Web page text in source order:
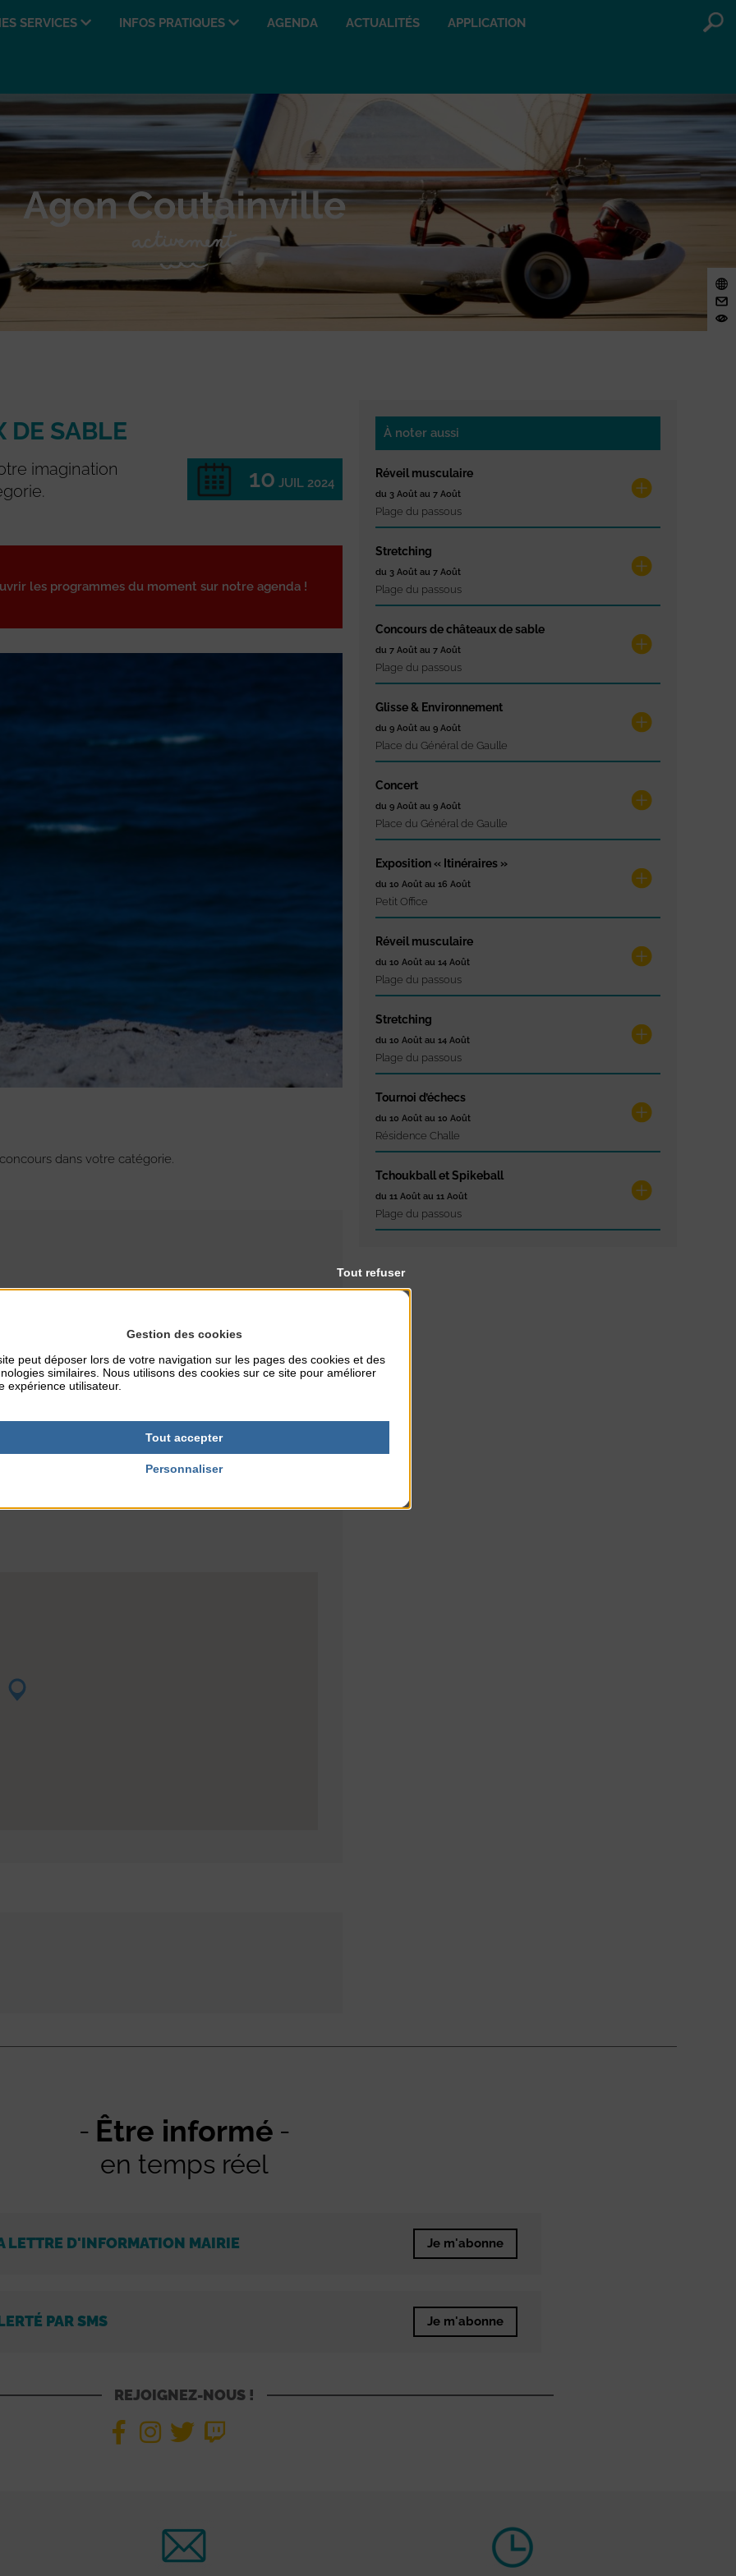
SERVICES INFOS PRATIQUES AGENDA ACTUALITÉS APPLICATION
DE SABLE
imagination
10 JUIL 2024
les programmes du moment sur notre agenda !
dans votre catégorie.
Gratuit
À noter aussi
Réveil musculaire
du 3 Août au 7 Août
Plage du passous
Stretching
du 3 Août au 7 Août
Plage du passous
Concours de châteaux de sable
du 7 Août au 7 Août
Plage du passous
Glisse & Environnement
du 9 Août au 9 Août
Place du Général de Gaulle
Concert
du 9 Août au 9 Août
Place du Général de Gaulle
Exposition « Itinéraires »
du 10 Août au 16 Août
Petit Office
Réveil musculaire
du 10 Août au 14 Août
Plage du passous
Stretching
du 10 Août au 14 Août
Plage du passous
Tournoi d’échecs
du 10 Août au 10 Août
Résidence Challe
Tchoukball et Spikeball
du 11 Août au 11 Août
Plage du passous
Être informé
en temps réel
LETTRE D'INFORMATION MAIRIE Je m'abonne
PAR SMS Je m'abonne
REJOIGNEZ-NOUS !
Gestion des cookies
peut déposer lors de votre navigation sur les pages des cookies et des
similaires. Nous utilisons des cookies sur ce site pour améliorer
expérience utilisateur.
Tout accepter
Tout refuser
Personnaliser